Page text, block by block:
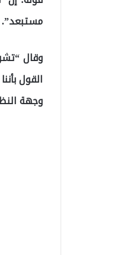
مستبعد”.
وقال
القول
وجهة